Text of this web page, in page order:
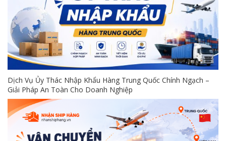
Dịch Vụ Ủy Thác Nhập Khẩu Hàng Trung Quốc Chính Ngạch –
Giải Pháp An Toàn Cho Doanh Nghiệp